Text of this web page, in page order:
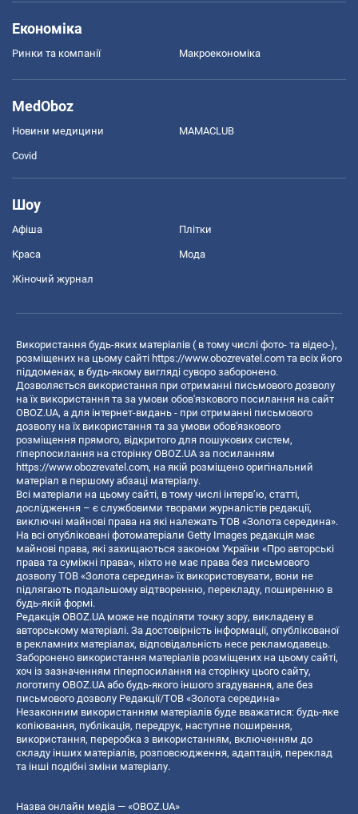
Економіка
Ринки та компанії Макроекономіка
MedOboz
Новини медицини MAMACLUB
Covid
Шоу
Афіша Плітки
Краса Мода
Жіночий журнал
Використання будь-яких матеріалів ( в тому числі фото- та відео-),
розміщених на цьому сайті https://www.obozrevatel.com та всіх його
піддоменах, в будь-якому вигляді суворо заборонено.
Дозволяється використання при отриманні письмового дозволу
на їх використання та за умови обов'язкового посилання на сайт
OBOZ.UA, а для інтернет-видань - при отриманні письмового
дозволу на їх використання та за умови обов'язкового
розміщення прямого, відкритого для пошукових систем,
гіперпосилання на сторінку OBOZ.UA за посиланням
https://www.obozrevatel.com, на якій розміщено оригінальний
матеріал в першому абзаці матеріалу.
Всі матеріали на цьому сайті, в тому числі інтерв’ю, статті,
дослідження – є службовими творами журналістів редакції,
виключні майнові права на які належать ТОВ «Золота середина».
На всі опубліковані фотоматеріали Getty Images редакція має
майнові права, які захищаються законом України «Про авторські
права та суміжні права», ніхто не має права без письмового
дозволу ТОВ «Золота середина» їх використовувати, вони не
підлягають подальшому відтворенню, перекладу, поширенню в
будь-якій формі.
Редакція OBOZ.UA може не поділяти точку зору, викладену в
авторському матеріалі. За достовірність інформації, опублікованої
в рекламних матеріалах, відповідальність несе рекламодавець.
Заборонено використання матеріалів розміщених на цьому сайті,
хоч із зазначенням гіперпосилання на сторінку цього сайту,
логотипу OBOZ.UA або будь-якого іншого згадування, але без
письмового дозволу Редакції/ТОВ «Золота середина»
Незаконним використанням матеріалів буде вважатися: будь-яке
копiювання, публiкацiя, передрук, наступне поширення,
використання, переробка з використанням, включенням до
складу інших матеріалів, розповсюдження, адаптація, переклад
та інші подібні зміни матеріалу.
Назва онлайн медіа — «OBOZ.UA»